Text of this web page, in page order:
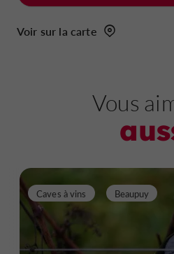
Voir sur la carte
Vous
Caves à vins Beaupuy